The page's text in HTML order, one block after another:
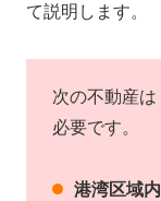
て説明します。
次の不動産は
必要です。
港湾区域内